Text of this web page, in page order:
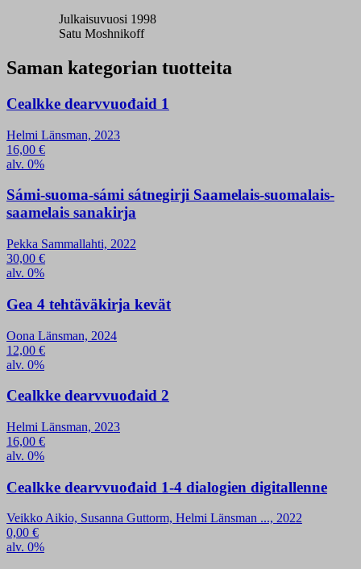
Julkaisuvuosi 1998
Satu Moshnikoff
Saman kategorian tuotteita
Cealkke dearvvuođaid 1
Helmi Länsman, 2023
16,00 €
alv. 0%
Sámi-suoma-sámi sátnegirji Saamelais-suomalais-
saamelais sanakirja
Pekka Sammallahti, 2022
30,00 €
alv. 0%
Gea 4 tehtäväkirja kevät
Oona Länsman, 2024
12,00 €
alv. 0%
Cealkke dearvvuođaid 2
Helmi Länsman, 2023
16,00 €
alv. 0%
Cealkke dearvvuođaid 1-4 dialogien digitallenne
Veikko Aikio, Susanna Guttorm, Helmi Länsman ..., 2022
0,00 €
alv. 0%